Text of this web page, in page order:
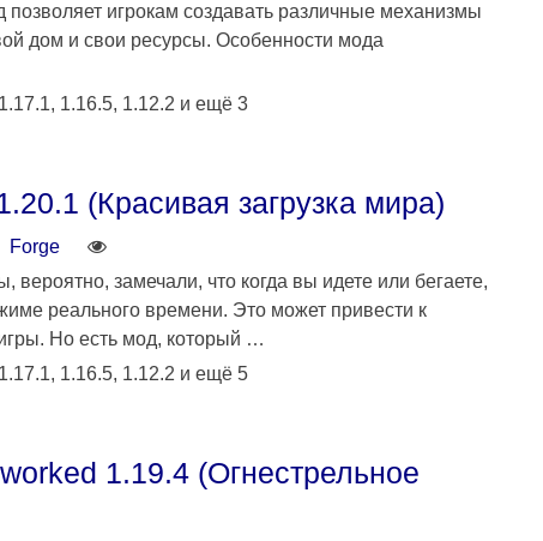
игрокам создавать различные механизмы
дом и свои ресурсы. Особенности мода
1.16.5, 1.12.2 и ещё 3
(Красивая загрузка мира)
Forge
вероятно, замечали, что когда вы идете или бегаете,
реального времени. Это может привести к
Но есть мод, который …
1.16.5, 1.12.2 и ещё 5
1.19.4 (Огнестрельное